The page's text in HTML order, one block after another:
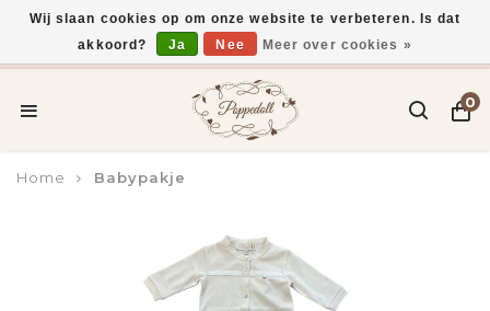
Voor 15:00 uur besteld, vandaag verzonden*
0
Home Babypakje
Wij slaan cookies op om onze website te verbeteren. Is dat
akkoord?
Ja Nee Meer over cookies »